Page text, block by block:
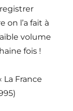
on l’a fait à
volume
fois !
La France